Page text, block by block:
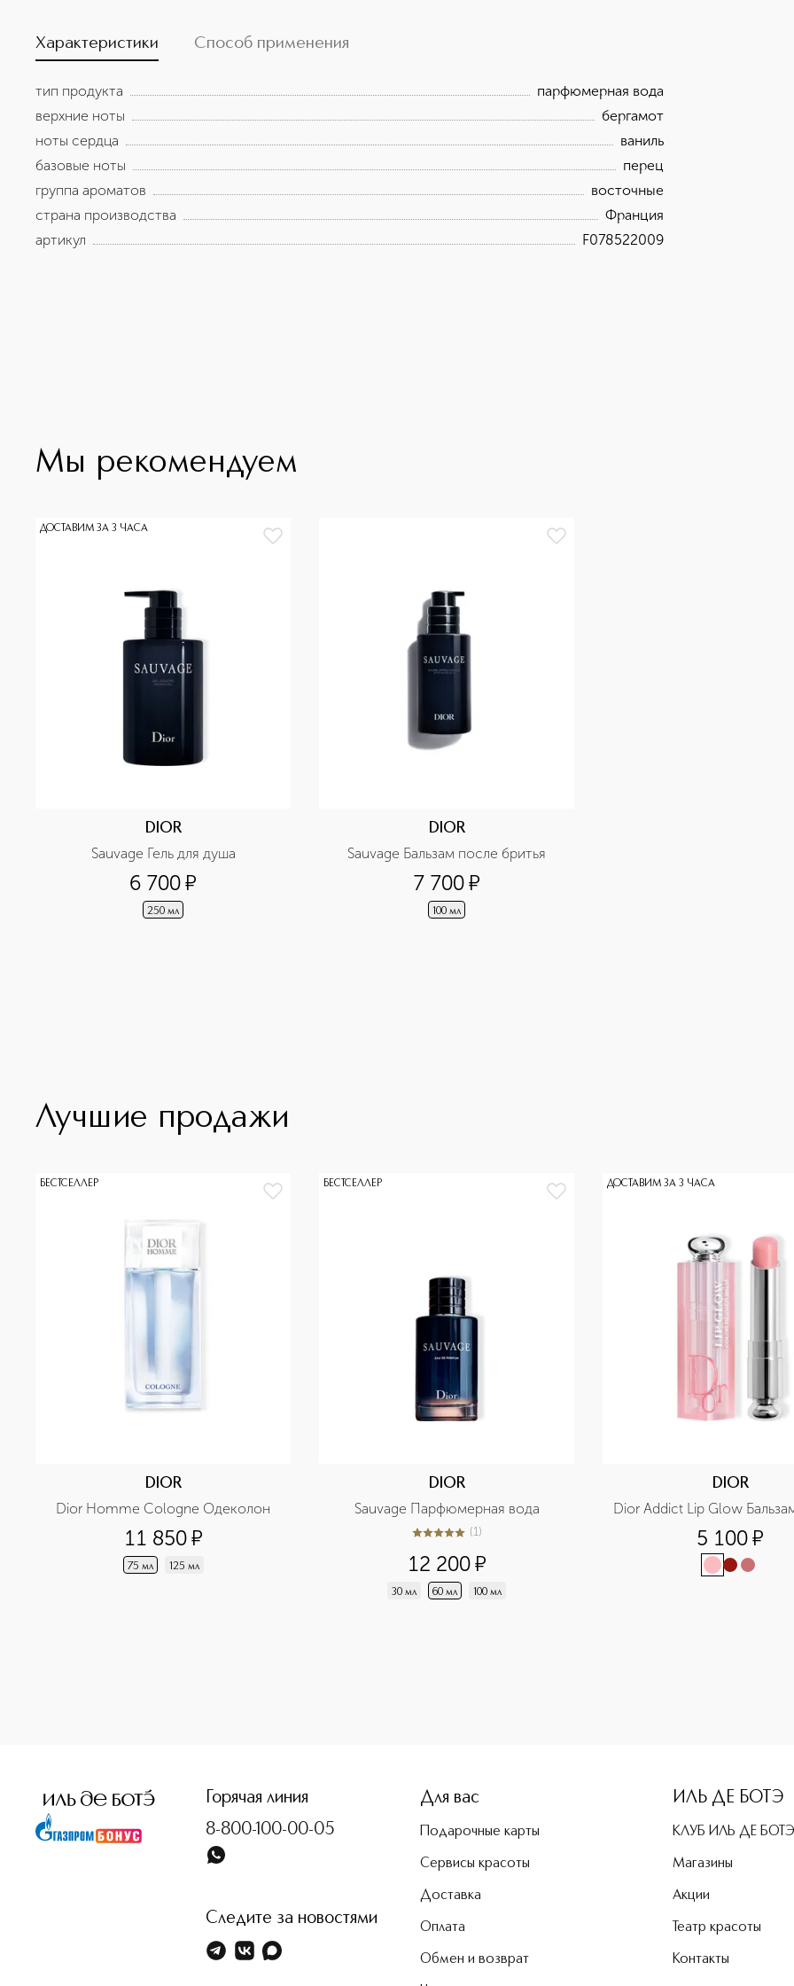
новые пряные ноты, придающие теплоту и завершенность композиции.
Характеристики Способ применения
тип продукта
парфюмерная вода
верхние ноты
бергамот
ноты сердца
ваниль
базовые ноты
перец
группа ароматов
восточные
страна производства
Франция
артикул
F078522009
Мы рекомендуем
ДОСТАВИМ ЗА 3 ЧАСА
DIOR
Sauvage Гель для душа
6 700¤
250 мл
DIOR
Sauvage Бальзам после бритья
7 700¤
100 мл
Лучшие продажи
БЕСТСЕЛЛЕР
DIOR
Dior Homme Cologne Одеколон
11 850¤
75 мл 125 мл
БЕСТСЕЛЛЕР
DIOR
Sauvage Парфюмерная вода
5из 51 (1)
12 200¤
30 мл 60 мл 100 мл
ДОСТАВИМ ЗА 3 ЧАСА
DIOR
Dior Addict Lip Glow
5 100¤
Горячая линия
8-800-100-00-05
Следите за новостями
Для вас
Подарочные карты
Сервисы красоты
Доставка
Оплата
Обмен и возврат
ИЛЬ ДЕ БОТЭ
КЛУБ ИЛЬ ДЕ БОТЭ
Магазины
Акции
Театр красоты
Контакты